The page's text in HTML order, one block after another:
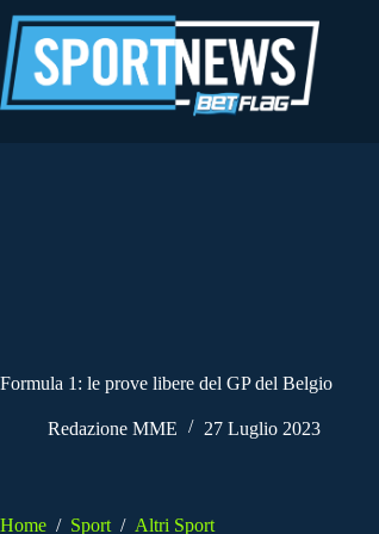
al
contenuto
Formula 1: le prove libere del GP del Belgio
Redazione MME 27 Luglio 2023
Home / Sport / Altri Sport